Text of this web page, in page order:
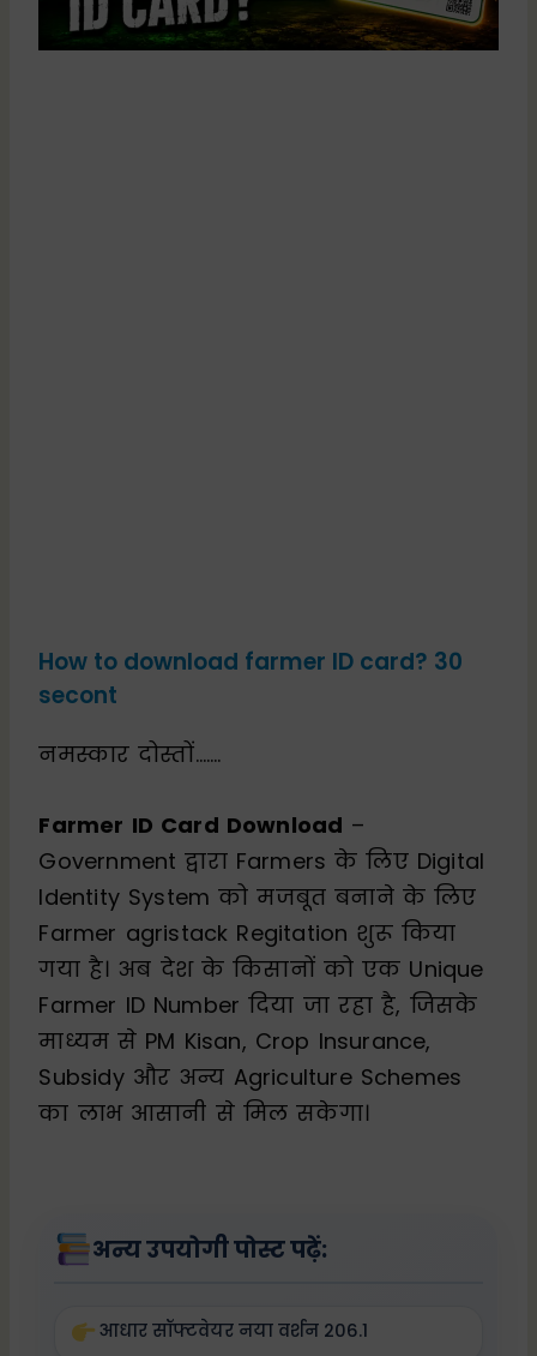
How to download farmer ID card? 30
secont
नमस्कार दोस्तों…….
Farmer ID Card Download –
Government द्वारा Farmers के लिए Digital
Identity System को मजबूत बनाने के लिए
Farmer agristack Regitation शुरू किया
गया है। अब देश के किसानों को एक Unique
Farmer ID Number दिया जा रहा है, जिसके
माध्यम से PM Kisan, Crop Insurance,
Subsidy और अन्य Agriculture Schemes
का लाभ आसानी से मिल सकेगा।
अन्य उपयोगी पोस्ट पढ़ें:
आधार सॉफ्टवेयर नया वर्शन 206.1